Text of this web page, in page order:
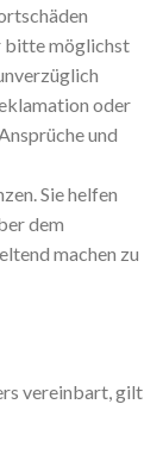
bitte möglichst
oder
und
Sie helfen
dem
machen zu
vereinbart, gilt